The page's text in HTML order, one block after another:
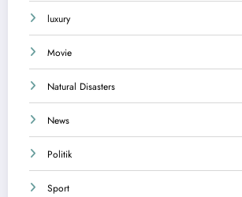
luxury
Movie
Natural Disasters
News
Politik
Sport